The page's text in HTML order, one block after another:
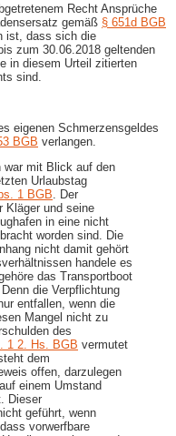
Recht Ansprüche
gemäß § 651d BGB
ist, dass sich die
zum 30.06.2018 geltenden
in diesem Urteil zitierten
sind.
eigenen Schmerzensgeldes
BGB verlangen.
war mit Blick auf den
Urlaubstag
1 BGB . Der
Kläger und seine
in eine nicht
worden sind. Die
nicht damit gehört
handele es
das Transportboot
die Verpflichtung
entfallen, wenn die
Mangel nicht zu
des
1 2. Hs. BGB vermutet
dem
offen, darzulegen
einem Umstand
Dieser
geführt, wenn
vorwerfbare